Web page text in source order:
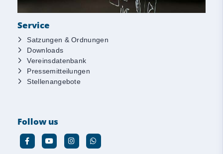
Service
Satzungen & Ordnungen
Downloads
Vereinsdatenbank
Pressemitteilungen
Stellenangebote
Follow us